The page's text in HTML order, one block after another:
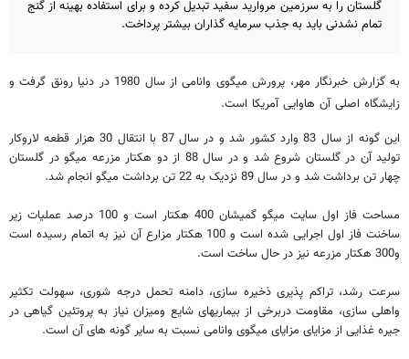
گلستان را به سرزمین مروارید سفید تبدیل کرده و برای استفاده بهینه از گنج
تمام نشدنی باید به جذب سرمایه گذاران بیشتر پرداخت.
به گزارش خبرنگار مهر، پرورش میگوی وانامی از سال 1980 در دنیا رونق گرفت و
زایشگاه اصلی آن هاوایی آمریکا است.
این گونه از سال 83 وارد کشور شد و در سال 87 با انتقال 30 هزار قطعه لاروکار
تولید آن در گلستان شروع شد و در سال 88 از دو هکتار مزرعه میگو در گلستان
چهار تن برداشت شد و در سال 89 نزدیک به 22 تن برداشت میگو انجام شد.
مساحت فاز اول سایت میگو گمیشان 400 هکتار است و 100 درصد عملیات زیر
ساخنت فاز اول اجرایی شده است و 100 هکتار مزارع آن نیز به اتمام رسیده است
و300 هکتار مزرعه نیز در حال ساخت است.
سرعت رشد، تراکم پذیری ذخیره سازی، دامنه تحمل درجه شوری، سهولت تکثیر
واهلی سازی، مقاومت دربرخی از بیماریهای شایع ومیزان نیاز به پروتئین گیاهی در
جیره غذایی از مزایای مزایای میگوی وانامی نسبت به سایر گونه های آن است.